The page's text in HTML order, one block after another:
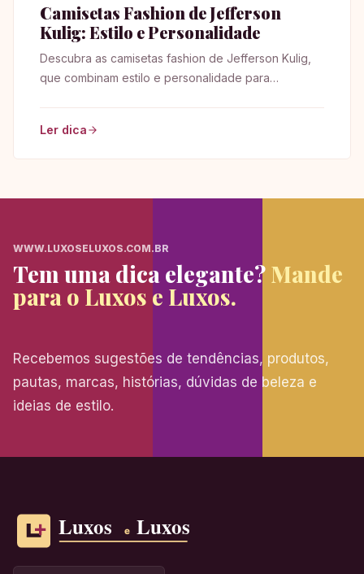
Camisetas Fashion de Jefferson
Kulig: Estilo e Personalidade
Descubra as camisetas fashion de Jefferson Kulig,
que combinam estilo e personalidade para
Ler dica
WWW.LUXOSELUXOS.COM.BR
Tem uma dica elegante?Mande
para o Luxos e Luxos.
Recebemos sugestões de tendências, produtos,
pautas, marcas, histórias, dúvidas de beleza e
ideias de estilo.